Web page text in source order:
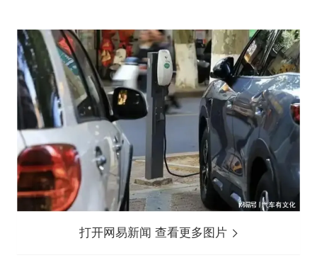
打开网易新闻 查看更多图片